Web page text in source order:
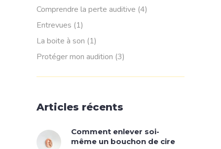
Comprendre la perte auditive (4)
Entrevues (1)
La boite à son (1)
Protéger mon audition (3)
Articles récents
Comment enlever soi-
même un bouchon de cire